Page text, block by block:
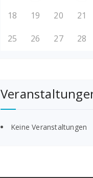
18 19 20 21
25 26 27 28
Keine Veranstaltungen